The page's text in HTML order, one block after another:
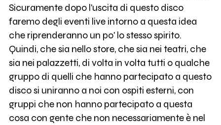
Sicuramente dopo l'uscita di questo disco
faremo degli eventi live intorno a questa idea
che riprenderanno un po' lo stesso spirito.
Quindi, che sia nello store, che sia nei teatri, che
sia nei palazzetti, di volta in volta tutti o qualche
gruppo di quelli che hanno partecipato a questo
disco si uniranno a noi con ospiti esterni, con
gruppi che non hanno partecipato a questa
cosa con gente che non necessariamente è nel